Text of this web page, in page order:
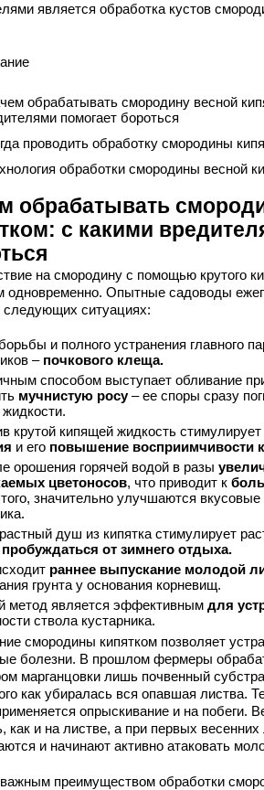
является обработка кустов
обрабатывать смородину весной
помогает бороться
проводить обработку смородины
обработки смородины весной
обрабатывать
с какими
на смородину с помощью крутого
одновременно. Опытные садоводы
следующих ситуациях:
и полного устранения главного
– почкового клеща.
способом выступает обливание
мучнистую росу– ее споры сразу
жидкости.
крутой кипящей жидкость стимулирует
и его повышение восприимчивости
орошения горячей водой в разы
цветоносов, что приводит к
значительно улучшаются вкусовые
душ из кипятка стимулирует
пробуждаться от зимнего отдыха.
раннее выпускание молодой
грунта у основания корневищ.
метод является эффективным для
ствола кустарника.
смородины кипятком позволяет
болезни. В прошлом фермеры
марганцовки лишь почвенный
как убиралась вся опавшая листва.
опрыскивание и на побеги.
как и на листве, а при первых
и начинают активно атаковать
преимуществом обработки